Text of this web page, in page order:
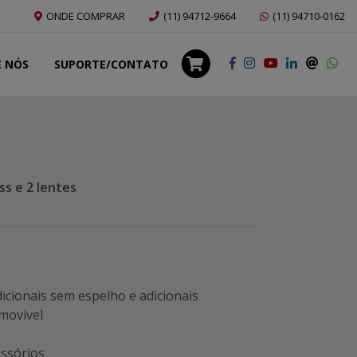
ONDE COMPRAR (11) 94712-9664 (11) 94710-0162
NÓS SUPORTE/CONTATO
e 2 lentes
sem espelho e adicionais